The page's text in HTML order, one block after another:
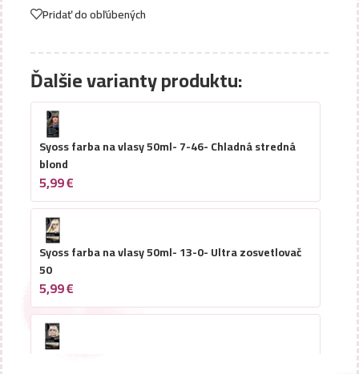
Pridať do obľúbených
Ďalšie varianty produktu:
Syoss farba na vlasy 50ml- 7-46- Chladná stredná
blond
5,99€
Syoss farba na vlasy 50ml- 13-0- Ultra zosvetlovač
50
5,99€